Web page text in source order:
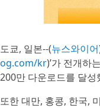
도쿄, 일본--(뉴스와이어
og.com/kr)’가 전개하
200만 다운로드를 달성
또한 대만, 홍콩, 한국,